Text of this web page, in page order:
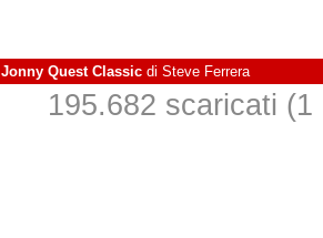
Jonny Quest Classic di Steve Ferrera
195.682 scaricati (1